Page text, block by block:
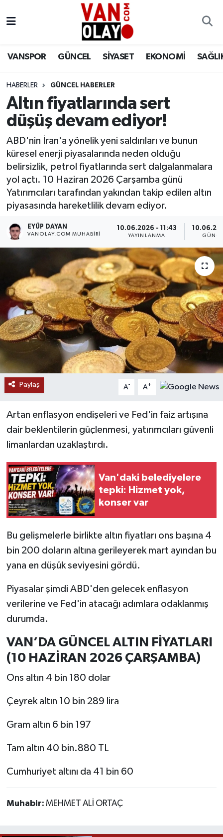
VANSPOR GÜNCEL SİYASET EKONOMİ
HABERLER GÜNCEL HABERLER
Altın fiyatlarında sert
düşüş devam ediyor!
ABD'nin İran'a yönelik yeni saldırıları ve bunun
küresel enerji piyasalarında neden olduğu
belirsizlik, petrol fiyatlarında sert dalgalanmalara
yol açtı. 10 Haziran 2026 Çarşamba günü
Yatırımcıları tarafından yakından takip edilen altın
piyasasında hareketlilik devam ediyor.
EYÜP DAYAN
VANOLAY.COM MUHABIRI
10.06.2026 - 11:43
YAYINLANMA
Paylaş A- A+
Artan enflasyon endişeleri ve Fed'in faiz artışına
dair beklentilerin güçlenmesi, yatırımcıları güvenli
limanlardan uzaklaştırdı.
Van'daki belediyelere
tepki: Hizmet yok,
konser var
Bu gelişmelerle birlikte altın fiyatları ons başına 4
bin 200 doların altına gerileyerek mart ayından bu
yana en düşük seviyesini gördü.
Piyasalar şimdi ABD'den gelecek enflasyon
verilerine ve Fed'in atacağı adımlara odaklanmış
durumda.
VAN’DA GÜNCEL ALTIN FİYATLARI
(10 HAZİRAN 2026 ÇARŞAMBA)
Ons altın 4 bin 180 dolar
Çeyrek altın 10 bin 289 lira
Gram altın 6 bin 197
Tam altın 40 bin.880 TL
Cumhuriyet altını da 41 bin 60
Muhabir: MEHMET ALİ ORTAÇ
Siyaset
Ekonomi
Sağlık
Eğitim
Bilim & Teknoloji
Van Nöbetçi Eczaneler
Van Namaz Vakitleri
Van Trafik Yoğunluk Haritası
Süper Lig Puan Durumu ve Fikstür
Tüm Manşetler
Son Dakika Haberleri